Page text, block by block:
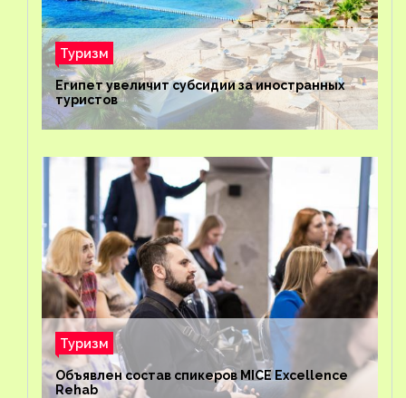
Туризм
Египет увеличит субсидии за иностранных
туристов
Туризм
Объявлен состав спикеров MICE Excellence
Rehab